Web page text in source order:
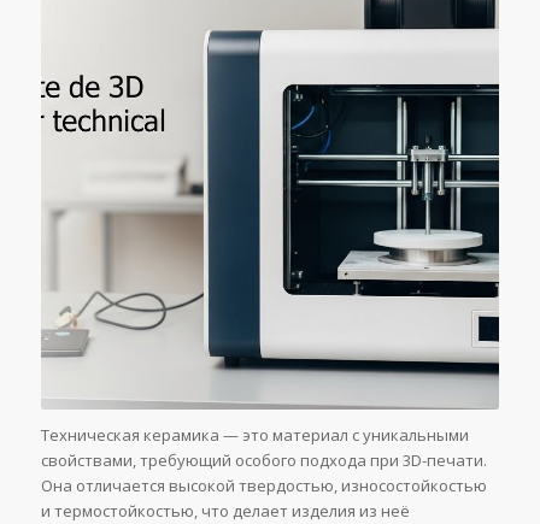
Техническая керамика — это материал с уникальными
свойствами, требующий особого подхода при 3D-печати.
Она отличается высокой твердостью, износостойкостью
и термостойкостью, что делает изделия из неё